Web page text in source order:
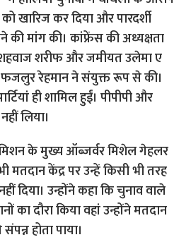
के मुख्य ऑब्जर्वर मिशेल गेहलर
मतदान केंद्र पर उन्हें किसी भी तरह
दिया। उन्होंने कहा कि चुनाव वाले
का दौरा किया वहां उन्होंने मतदान
होता पाया।